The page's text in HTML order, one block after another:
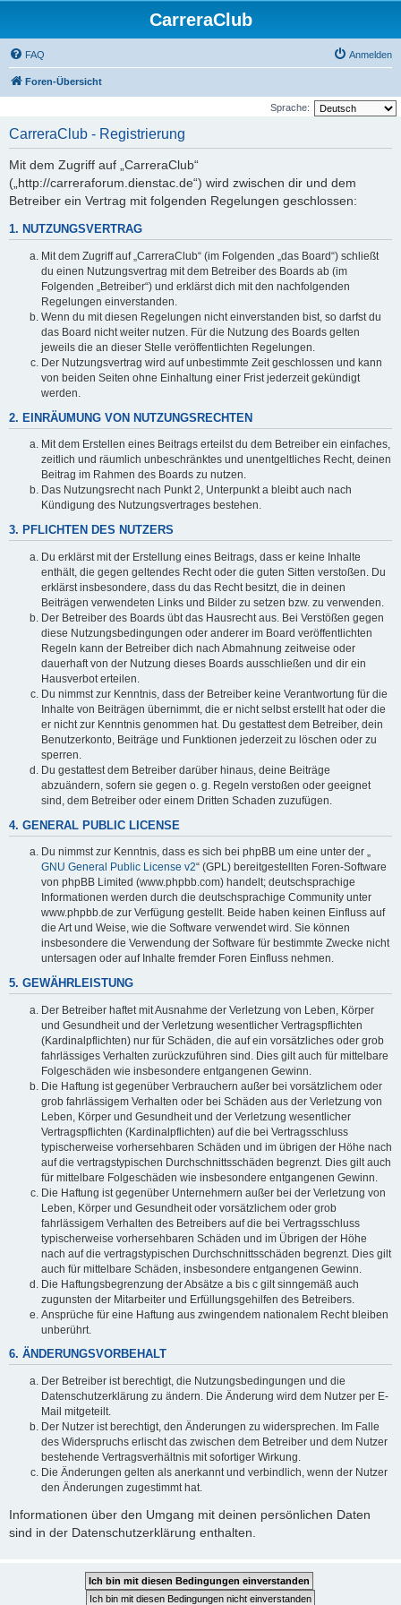
CarreraClub
FAQ Anmelden
Foren-Übersicht
Sprache:
CarreraClub - Registrierung
Mit dem Zugriff auf „CarreraClub“
(„http://carreraforum.dienstac.de“) wird zwischen dir und dem
Betreiber ein Vertrag mit folgenden Regelungen geschlossen:
1. NUTZUNGSVERTRAG
Mit dem Zugriff auf „CarreraClub“ (im Folgenden „das Board“) schließt
du einen Nutzungsvertrag mit dem Betreiber des Boards ab (im
Folgenden „Betreiber“) und erklärst dich mit den nachfolgenden
Regelungen einverstanden.
Wenn du mit diesen Regelungen nicht einverstanden bist, so darfst du
das Board nicht weiter nutzen. Für die Nutzung des Boards gelten
jeweils die an dieser Stelle veröffentlichten Regelungen.
Der Nutzungsvertrag wird auf unbestimmte Zeit geschlossen und kann
von beiden Seiten ohne Einhaltung einer Frist jederzeit gekündigt
werden.
2. EINRÄUMUNG VON NUTZUNGSRECHTEN
Mit dem Erstellen eines Beitrags erteilst du dem Betreiber ein einfaches,
zeitlich und räumlich unbeschränktes und unentgeltliches Recht, deinen
Beitrag im Rahmen des Boards zu nutzen.
Das Nutzungsrecht nach Punkt 2, Unterpunkt a bleibt auch nach
Kündigung des Nutzungsvertrages bestehen.
3. PFLICHTEN DES NUTZERS
Du erklärst mit der Erstellung eines Beitrags, dass er keine Inhalte
enthält, die gegen geltendes Recht oder die guten Sitten verstoßen. Du
erklärst insbesondere, dass du das Recht besitzt, die in deinen
Beiträgen verwendeten Links und Bilder zu setzen bzw. zu verwenden.
Der Betreiber des Boards übt das Hausrecht aus. Bei Verstößen gegen
diese Nutzungsbedingungen oder anderer im Board veröffentlichten
Regeln kann der Betreiber dich nach Abmahnung zeitweise oder
dauerhaft von der Nutzung dieses Boards ausschließen und dir ein
Hausverbot erteilen.
Du nimmst zur Kenntnis, dass der Betreiber keine Verantwortung für die
Inhalte von Beiträgen übernimmt, die er nicht selbst erstellt hat oder die
er nicht zur Kenntnis genommen hat. Du gestattest dem Betreiber, dein
Benutzerkonto, Beiträge und Funktionen jederzeit zu löschen oder zu
sperren.
Du gestattest dem Betreiber darüber hinaus, deine Beiträge
abzuändern, sofern sie gegen o. g. Regeln verstoßen oder geeignet
sind, dem Betreiber oder einem Dritten Schaden zuzufügen.
4. GENERAL PUBLIC LICENSE
Du nimmst zur Kenntnis, dass es sich bei phpBB um eine unter der „
GNU General Public License v2“ (GPL) bereitgestellten Foren-Software
von phpBB Limited (www.phpbb.com) handelt; deutschsprachige
Informationen werden durch die deutschsprachige Community unter
www.phpbb.de zur Verfügung gestellt. Beide haben keinen Einfluss auf
die Art und Weise, wie die Software verwendet wird. Sie können
insbesondere die Verwendung der Software für bestimmte Zwecke nicht
untersagen oder auf Inhalte fremder Foren Einfluss nehmen.
5. GEWÄHRLEISTUNG
Der Betreiber haftet mit Ausnahme der Verletzung von Leben, Körper
und Gesundheit und der Verletzung wesentlicher Vertragspflichten
(Kardinalpflichten) nur für Schäden, die auf ein vorsätzliches oder grob
fahrlässiges Verhalten zurückzuführen sind. Dies gilt auch für mittelbare
Folgeschäden wie insbesondere entgangenen Gewinn.
Die Haftung ist gegenüber Verbrauchern außer bei vorsätzlichem oder
grob fahrlässigem Verhalten oder bei Schäden aus der Verletzung von
Leben, Körper und Gesundheit und der Verletzung wesentlicher
Vertragspflichten (Kardinalpflichten) auf die bei Vertragsschluss
typischerweise vorhersehbaren Schäden und im übrigen der Höhe nach
auf die vertragstypischen Durchschnittsschäden begrenzt. Dies gilt auch
für mittelbare Folgeschäden wie insbesondere entgangenen Gewinn.
Die Haftung ist gegenüber Unternehmern außer bei der Verletzung von
Leben, Körper und Gesundheit oder vorsätzlichem oder grob
fahrlässigem Verhalten des Betreibers auf die bei Vertragsschluss
typischerweise vorhersehbaren Schäden und im Übrigen der Höhe
nach auf die vertragstypischen Durchschnittsschäden begrenzt. Dies gilt
auch für mittelbare Schäden, insbesondere entgangenen Gewinn.
Die Haftungsbegrenzung der Absätze a bis c gilt sinngemäß auch
zugunsten der Mitarbeiter und Erfüllungsgehilfen des Betreibers.
Ansprüche für eine Haftung aus zwingendem nationalem Recht bleiben
unberührt.
6. ÄNDERUNGSVORBEHALT
Der Betreiber ist berechtigt, die Nutzungsbedingungen und die
Datenschutzerklärung zu ändern. Die Änderung wird dem Nutzer per E-
Mail mitgeteilt.
Der Nutzer ist berechtigt, den Änderungen zu widersprechen. Im Falle
des Widerspruchs erlischt das zwischen dem Betreiber und dem Nutzer
bestehende Vertragsverhältnis mit sofortiger Wirkung.
Die Änderungen gelten als anerkannt und verbindlich, wenn der Nutzer
den Änderungen zugestimmt hat.
Informationen über den Umgang mit deinen persönlichen Daten
sind in der Datenschutzerklärung enthalten.